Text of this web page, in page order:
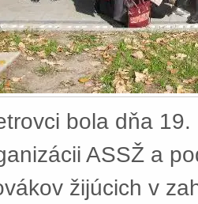
bola dňa
ASSŽ a
žijúcich v